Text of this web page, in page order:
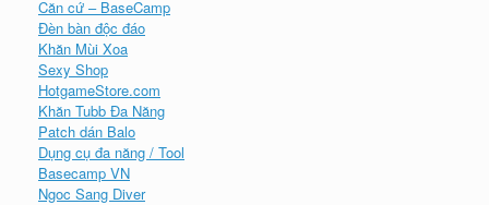
Căn cứ – BaseCamp
Đèn bàn độc đáo
Khăn Mùi Xoa
Sexy Shop
HotgameStore.com
Khăn Tubb Đa Năng
Patch dán Balo
Dụng cụ đa năng / Tool
Basecamp VN
Ngoc Sang Diver